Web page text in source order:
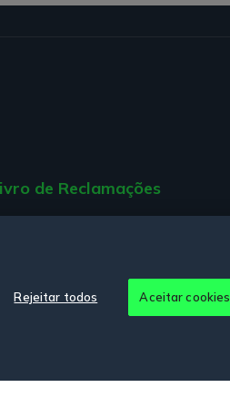
de Reclamações
Rejeitar todos Aceitar cookies